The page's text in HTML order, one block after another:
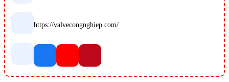
https://valvecongnghiep.com/